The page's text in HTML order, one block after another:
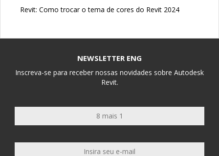
Revit: Como trocar o tema de cores do Revit 2024
NEWSLETTER ENG
Inscreva-se para receber nossas novidades sobre Autodesk
Revit.